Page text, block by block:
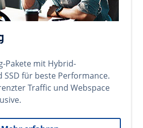
Pakete mit Hybrid-
SSD für beste Performance.
Traffic und Webspace